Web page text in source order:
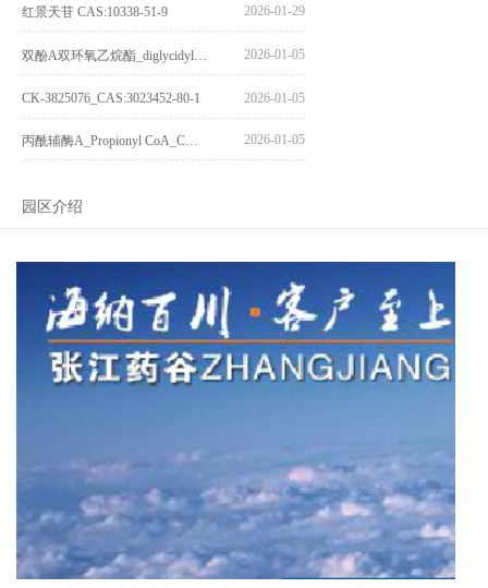
红景天苷 CAS:10338-51-9 2026-01-29
2026-01-05
CK-3825076_CAS:3023452-80-1 2026-01-05
2026-01-05
园区介绍